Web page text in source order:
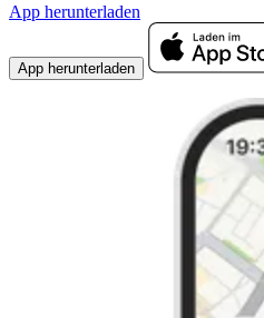
App herunterladen
App herunterladen